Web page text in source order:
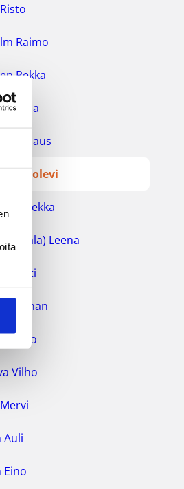
Raimo
Pekka
Juha
Klaus
Uolevi
Pekka
Leena
Pertti
Jonathan
Rauno
Vilho
Auli
Eino